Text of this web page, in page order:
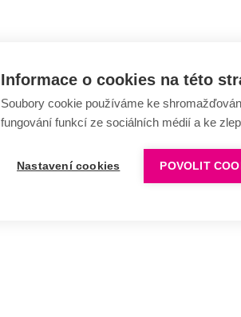
Informace o cookies na této
Soubory cookie používáme ke
fungování funkcí ze sociálních médií a ke
Nastavení cookies POVOLIT